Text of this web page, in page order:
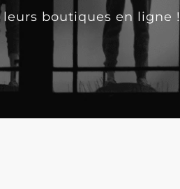
leurs boutiques en ligne !